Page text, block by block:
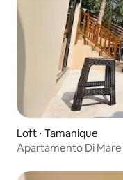
Loft ⋅ Tamanique